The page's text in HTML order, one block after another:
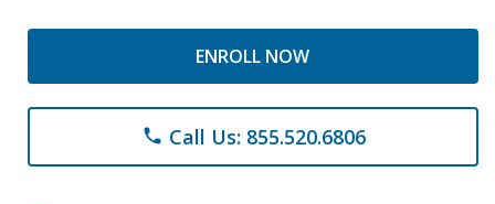
ENROLL NOW
phone Call Us: 855.520.6806